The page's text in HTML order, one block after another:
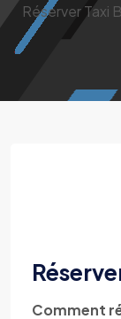
Réserver Taxi
Comment